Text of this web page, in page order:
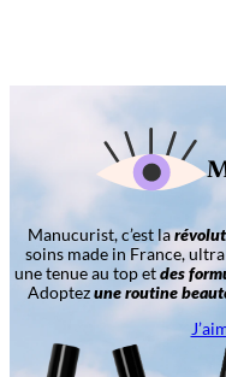
Manucurist, c’est la
soins made in France,
une tenue au top etdes
Adoptezune routine